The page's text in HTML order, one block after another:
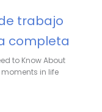
trabajo
completa
to Know About
moments in life